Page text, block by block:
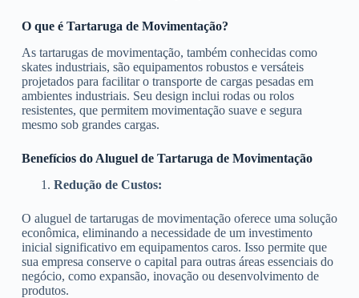
O que é Tartaruga de Movimentação?
As tartarugas de movimentação, também conhecidas como
skates industriais, são equipamentos robustos e versáteis
projetados para facilitar o transporte de cargas pesadas em
ambientes industriais. Seu design inclui rodas ou rolos
resistentes, que permitem movimentação suave e segura
mesmo sob grandes cargas.
Benefícios do Aluguel de Tartaruga de Movimentação
Redução de Custos:
O aluguel de tartarugas de movimentação oferece uma solução
econômica, eliminando a necessidade de um investimento
inicial significativo em equipamentos caros. Isso permite que
sua empresa conserve o capital para outras áreas essenciais do
negócio, como expansão, inovação ou desenvolvimento de
produtos.